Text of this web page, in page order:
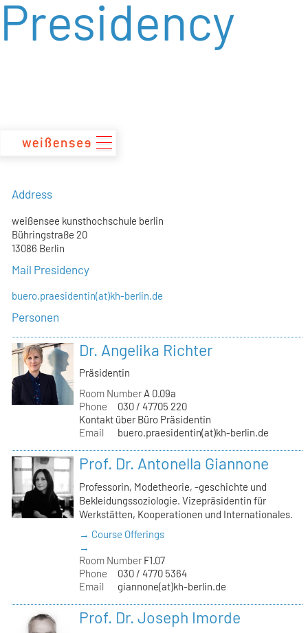
zum
Inhalt
Presidency
Address
weißensee kunsthochschule berlin
Bühringstraße 20
13086 Berlin
Mail Presidency
buero.praesidentin(at)kh-berlin.de
Personen
Dr. Angelika Richter
Präsidentin
Room Number A 0.09a
Phone
030 / 47705 220
Kontakt über Büro Präsidentin
Email
buero.praesidentin(at)kh-berlin.de
Prof. Dr. Antonella Giannone
Professorin, Modetheorie, -geschichte und
Bekleidungssoziologie. Vizepräsidentin für
Werkstätten, Kooperationen und Internationales.
→ Course Offerings
→
Room Number F1.07
Phone
030 / 4770 5364
Email
giannone(at)kh-berlin.de
Prof. Dr. Joseph Imorde